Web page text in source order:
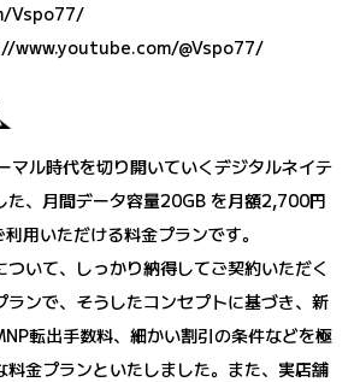
Vspo77/
www.youtube.com/@Vspo77/
マル時代を切り開いていくデジタルネイテ
た、月間データ容量20GB を月額2,700円
用いただける料金プランです。
いて、しっかり納得してご契約いただく
ランで、そうしたコンセプトに基づき、新
転出手数料、細かい割引の条件などを極
料金プランといたしました。また、実店舗